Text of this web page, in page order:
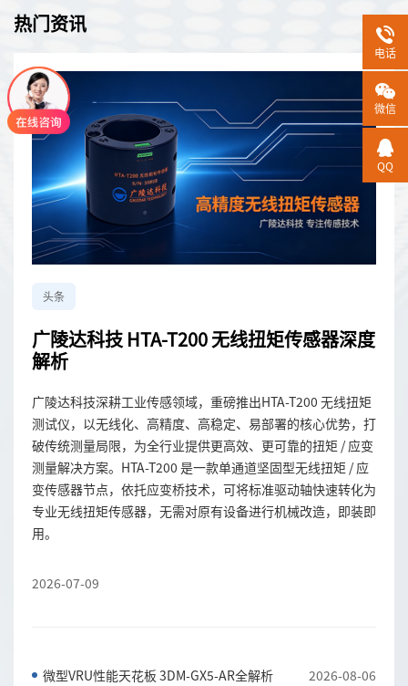
感器，以报告RPM或脉冲计数。多功能性和小尺寸使SG-Link-200-
OEM能够轻松集成到许多应用中。
热门资讯
头条
广陵达科技 HTA-T200 无线扭矩传感器深度
解析
广陵达科技深耕工业传感领域，重磅推出HTA-T200 无线扭矩
测试仪，以无线化、高精度、高稳定、易部署的核心优势，打
破传统测量局限，为全行业提供更高效、更可靠的扭矩 / 应变
测量解决方案。HTA-T200 是一款单通道坚固型无线扭矩 / 应
变传感器节点，依托应变桥技术，可将标准驱动轴快速转化为
专业无线扭矩传感器，无需对原有设备进行机械改造，即装即
用。
2026-07-09
微型VRU性能天花板 3DM-GX5-AR全解析
2026-08-06
电话
微信
QQ